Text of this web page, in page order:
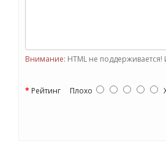
Внимание: HTML не
Рейтинг Плохо